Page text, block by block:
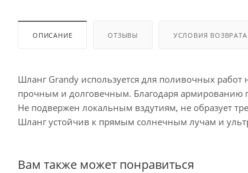
ОПИСАНИЕ ОТЗЫВЫ УСЛОВИЯ ВОЗВРАТА
Шланг Grandy используется для поливочных
прочным и долговечным. Благодаря армированию
Не подвержен локальным вздутиям, не образует
Шланг устойчив к прямым солнечным лучам и
Вам также может понравиться